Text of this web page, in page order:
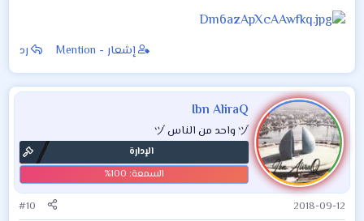
إشعار - Mention رد
Ibn AliraQ
ヅ واحد من الناس ヅ
الإدارة
2018-09-12
#10